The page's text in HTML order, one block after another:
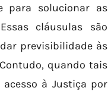
para solucionar as
cláusulas são
previsibilidade às
quando tais
à Justiça por